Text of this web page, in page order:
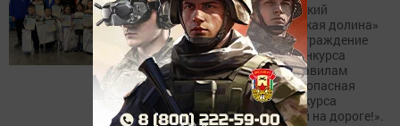
В центре детских и юношеский
компетенций «Менделеевская долина»
прошло торжественное награждение
победителей районного конкурса
новогодних игрушек по правилам
дорожного движения «Безопасная
ёлочка» и онлайн фотоконкурса
«Засветись! Будь заметней на дороге!».